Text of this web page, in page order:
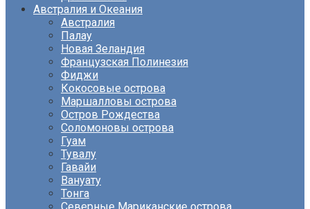
Австралия и Океания
Австралия
Палау
Новая Зеландия
Французская Полинезия
Фиджи
Кокосовые острова
Маршалловы острова
Остров Рождества
Соломоновы острова
Гуам
Тувалу
Гавайи
Вануату
Тонга